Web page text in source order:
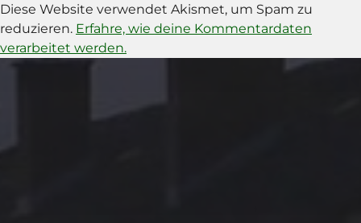
Diese Website verwendet Akismet, um Spam zu
reduzieren. Erfahre, wie deine Kommentardaten
verarbeitet werden.